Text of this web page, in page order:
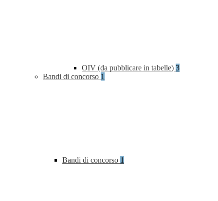
OIV (da pubblicare in tabelle) 3
Bandi di concorso 1
Bandi di concorso 1